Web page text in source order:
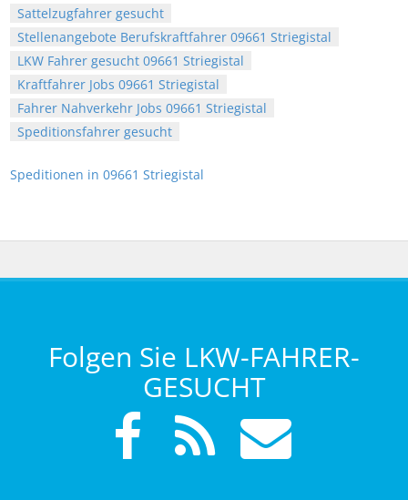
Sattelzugfahrer gesucht
Stellenangebote Berufskraftfahrer 09661 Striegistal
LKW Fahrer gesucht 09661 Striegistal
Kraftfahrer Jobs 09661 Striegistal
Fahrer Nahverkehr Jobs 09661 Striegistal
Speditionsfahrer gesucht
Speditionen in 09661 Striegistal
Folgen Sie LKW-FAHRER-
GESUCHT